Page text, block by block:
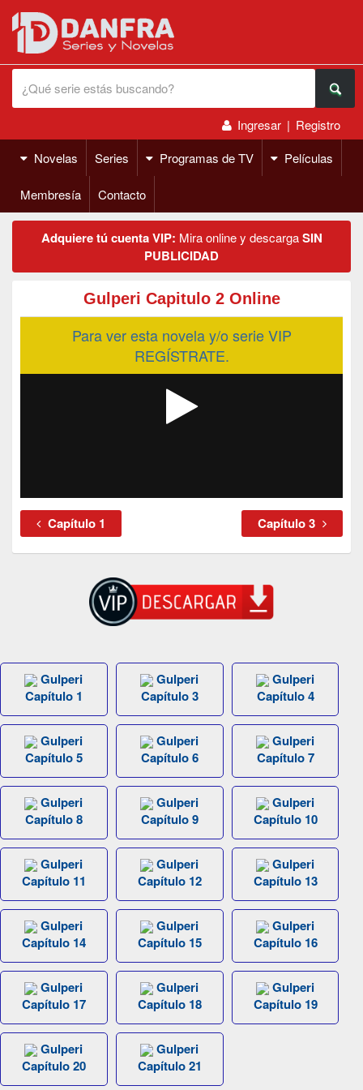
Ingresar | Registro
Novelas
Series Programas de TV Películas
Membresía Contacto
Adquiere tú cuenta VIP: Mira online y descargaSIN
PUBLICIDAD
Gulperi Capitulo 2 Online
Para ver esta novela y/o serie VIP
REGÍSTRATE.
Capítulo 1 Capítulo 3
Gulperi
Capítulo 1
Gulperi
Capítulo 3
Gulperi
Capítulo 4
Gulperi
Capítulo 5
Gulperi
Capítulo 6
Gulperi
Capítulo 7
Gulperi
Capítulo 8
Gulperi
Capítulo 9
Gulperi
Capítulo 10
Gulperi
Capítulo 11
Gulperi
Capítulo 12
Gulperi
Capítulo 13
Gulperi
Capítulo 14
Gulperi
Capítulo 15
Gulperi
Capítulo 16
Gulperi
Capítulo 17
Gulperi
Capítulo 18
Gulperi
Capítulo 19
Gulperi
Capítulo 20
Gulperi
Capítulo 21